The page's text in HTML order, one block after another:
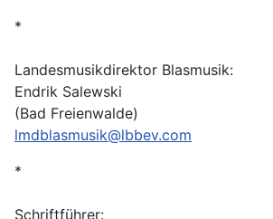
*
Landesmusikdirektor Blasmusik:
Endrik Salewski
(Bad Freienwalde)
lmdblasmusik@lbbev.com
*
Schriftführer: